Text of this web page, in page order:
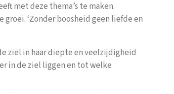
met deze thema’s te maken.
‘Zonder boosheid geen liefde en
ziel in haar diepte en veelzijdigheid
in de ziel liggen en tot welke